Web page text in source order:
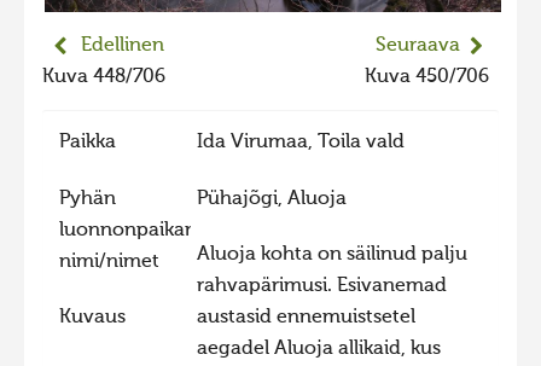
Liikkuvat kuvat 2022
Hiite kuvavõistlus 2021
Liikkuvat kuvat 2021
Hiite kuvavõistlus 2020
Liikkuvat kuvat 2020
Hiite kuvavõistlus 2019
Edellinen
Kuva 448/706
Seuraava
Kuva 450/706
Paikka Ida Virumaa, Toila vald
Pyhän
luonnonpaikan
nimi/nimet
Pühajõgi, Aluoja
Kuvaus
Aluoja kohta on säilinud palju
rahvapärimusi. Esivanemad
austasid ennemuistsetel
aegadel Aluoja allikaid, kus